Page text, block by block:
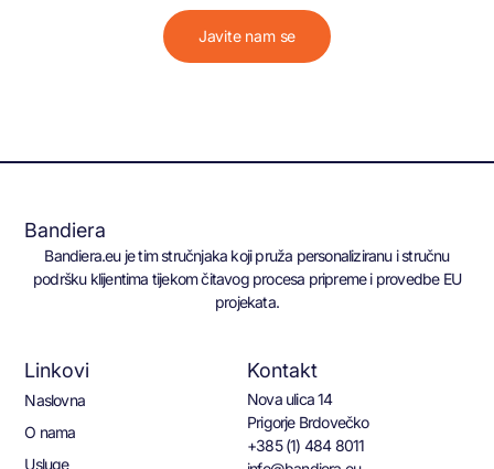
Javite nam se
Bandiera
Bandiera.eu je tim stručnjaka koji pruža personaliziranu i stručnu
podršku klijentima tijekom čitavog procesa pripreme i provedbe EU
projekata.
Linkovi
Naslovna
O nama
Usluge
Kontakt
Nova ulica 14
Prigorje Brdovečko
+385 (1) 484 8011